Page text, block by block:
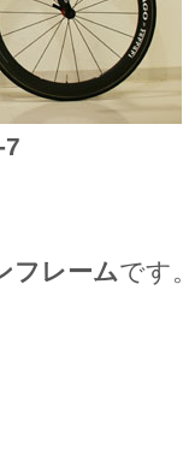
7
フレームです